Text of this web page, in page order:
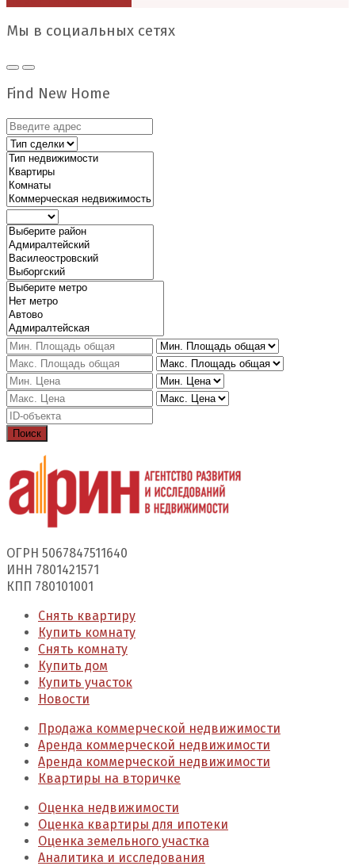
Мы в социальных сетях
Find New Home
Поиск
ОГРН 5067847511640
ИНН 7801421571
КПП 780101001
Снять квартиру
Купить комнату
Снять комнату
Купить дом
Купить участок
Новости
Продажа коммерческой недвижимости
Аренда коммерческой недвижимости
Аренда коммерческой недвижимости
Квартиры на вторичке
Оценка недвижимости
Оценка квартиры для ипотеки
Оценка земельного участка
Аналитика и исследования